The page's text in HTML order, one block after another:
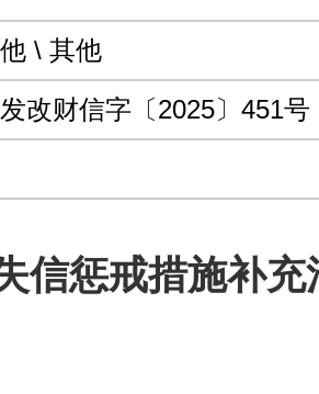
\ 其他
改财信字〔2025〕451号
信惩戒措施补充